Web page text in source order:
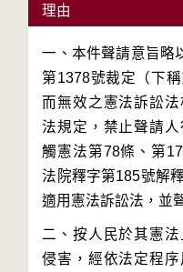
理由
一、本件聲請意旨略
第1378號裁定（下
而無效之憲法訴訟
法規定，禁止聲請
觸憲法第78條、第
法院釋字第185號解
二、按人民於其憲
侵害，經依法定程